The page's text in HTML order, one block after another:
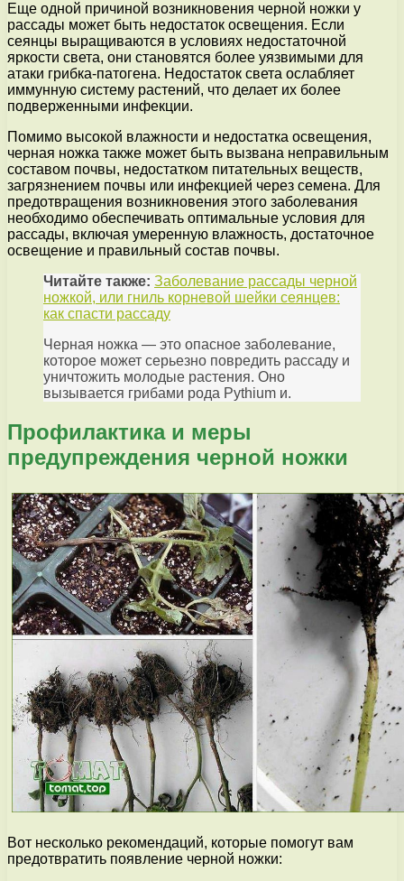
Еще одной причиной возникновения черной ножки у
рассады может быть недостаток освещения. Если
сеянцы выращиваются в условиях недостаточной
яркости света, они становятся более уязвимыми для
атаки грибка-патогена. Недостаток света ослабляет
иммунную систему растений, что делает их более
подверженными инфекции.
Помимо высокой влажности и недостатка освещения,
черная ножка также может быть вызвана неправильным
составом почвы, недостатком питательных веществ,
загрязнением почвы или инфекцией через семена. Для
предотвращения возникновения этого заболевания
необходимо обеспечивать оптимальные условия для
рассады, включая умеренную влажность, достаточное
освещение и правильный состав почвы.
Читайте также: Заболевание рассады черной
ножкой, или гниль корневой шейки сеянцев:
как спасти рассаду
Черная ножка — это опасное заболевание,
которое может серьезно повредить рассаду и
уничтожить молодые растения. Оно
вызывается грибами рода Pythium и.
Профилактика и меры
предупреждения черной ножки
Вот несколько рекомендаций, которые помогут вам
предотвратить появление черной ножки: